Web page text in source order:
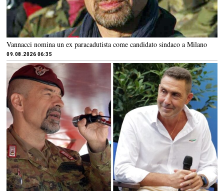
Vannacci nomina un ex paracadutista come candidato sindaco a Milano
09.08.2026 06:35